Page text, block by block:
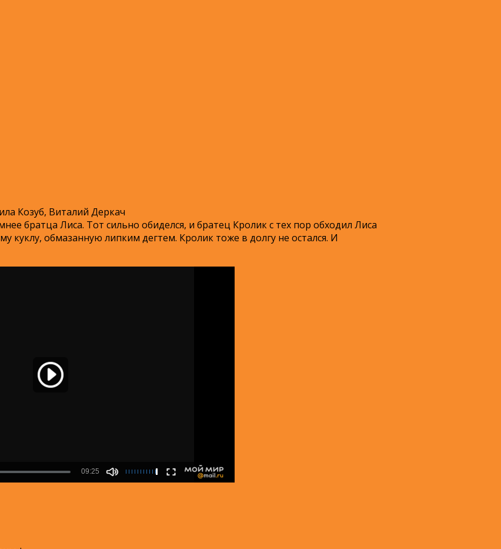
Козуб, Виталий Деркач
братца Лиса. Тот сильно обиделся, и братец Кролик с тех пор обходил Лиса
куклу, обмазанную липким дегтем. Кролик тоже в долгу не остался. И